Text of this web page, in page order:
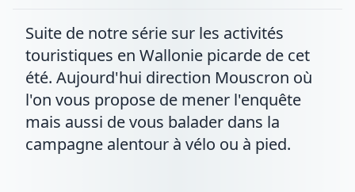
Suite de notre série sur les activités
touristiques en Wallonie picarde de cet
été. Aujourd'hui direction Mouscron où
l'on vous propose de mener l'enquête
mais aussi de vous balader dans la
campagne alentour à vélo ou à pied.